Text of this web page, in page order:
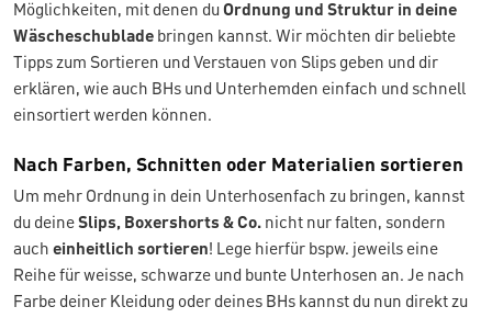
Möglichkeiten, mit denen duOrdnung und Struktur in deine
Wäscheschublade bringen kannst. Wir möchten dir beliebte
Tipps zum Sortieren und Verstauen von Slips geben und dir
erklären, wie auch BHs und Unterhemden einfach und schnell
einsortiert werden können.
Nach Farben, Schnitten oder Materialien sortieren
Um mehr Ordnung in dein Unterhosenfach zu bringen, kannst
du deineSlips, Boxershorts & Co. nicht nur falten, sondern
auch einheitlich sortieren! Lege hierfür bspw. jeweils eine
Reihe für weisse, schwarze und bunte Unterhosen an. Je nach
Farbe deiner Kleidung oder deines BHs kannst du nun direkt zu